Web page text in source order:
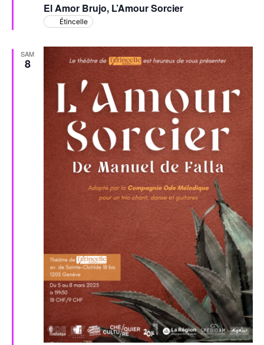
El Amor Brujo, L’Amour Sorcier
Étincelle
SAM
8